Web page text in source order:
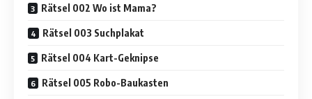
Rätsel 002 Wo ist Mama?
Rätsel 003 Suchplakat
Rätsel 004 Kart-Geknipse
Rätsel 005 Robo-Baukasten